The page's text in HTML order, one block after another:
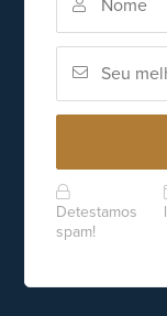
Detestamos
spam!